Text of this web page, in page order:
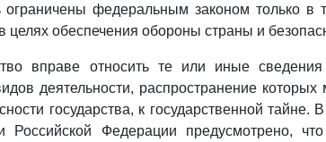
ограничены федеральным законом только в
целях обеспечения обороны страны и
вправе относить те или иные
деятельности, распространение
государства, к государственной тайне.
Российской Федерации предусмотрено, что